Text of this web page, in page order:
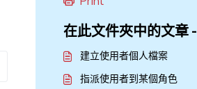
在此文件夾中的文章 -
建立使用者個人檔案
指派使用者到某個角色